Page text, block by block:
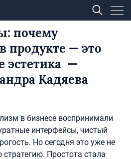
почему
— это
эстетика —
Кадяева
в бизнесе воспринимали
интерфейсы, чистый
Но сегодня это уже не
стратегию. Простота стала